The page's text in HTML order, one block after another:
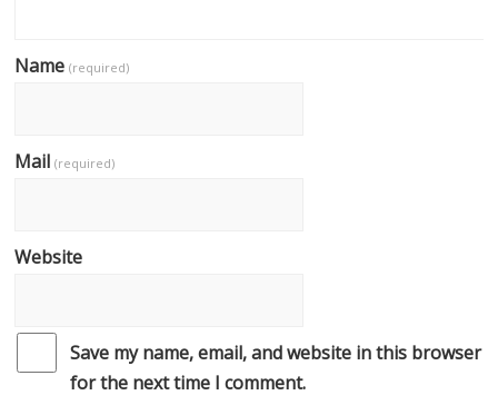
Name(required)
Mail(required)
Website
Save my name, email, and website in this browser
for the next time I comment.